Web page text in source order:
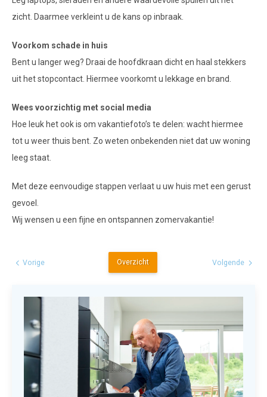
zicht. Daarmee verkleint u de kans op inbraak.
Voorkom schade in huis
Bent u langer weg? Draai de hoofdkraan dicht en haal stekkers
uit het stopcontact. Hiermee voorkomt u lekkage en brand.
Wees voorzichtig met social media
Hoe leuk het ook is om vakantiefoto’s te delen: wacht hiermee
tot u weer thuis bent. Zo weten onbekenden niet dat uw woning
leeg staat.
Met deze eenvoudige stappen verlaat u uw huis met een gerust
gevoel.
Wij wensen u een fijne en ontspannen zomervakantie!
Volgende
Overzicht
Vorige